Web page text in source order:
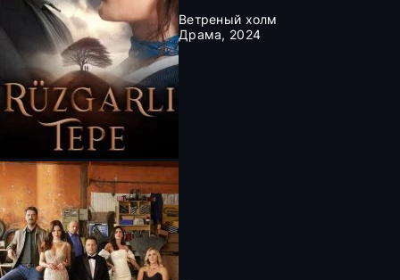
Ветреный холм
Драма, 2024